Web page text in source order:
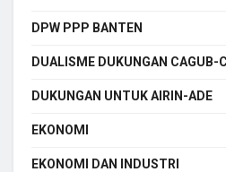
DPW PPP BANTEN
DUALISME DUKUNGAN CAGUB-
DUKUNGAN UNTUK AIRIN-ADE
EKONOMI
EKONOMI DAN INDUSTRI